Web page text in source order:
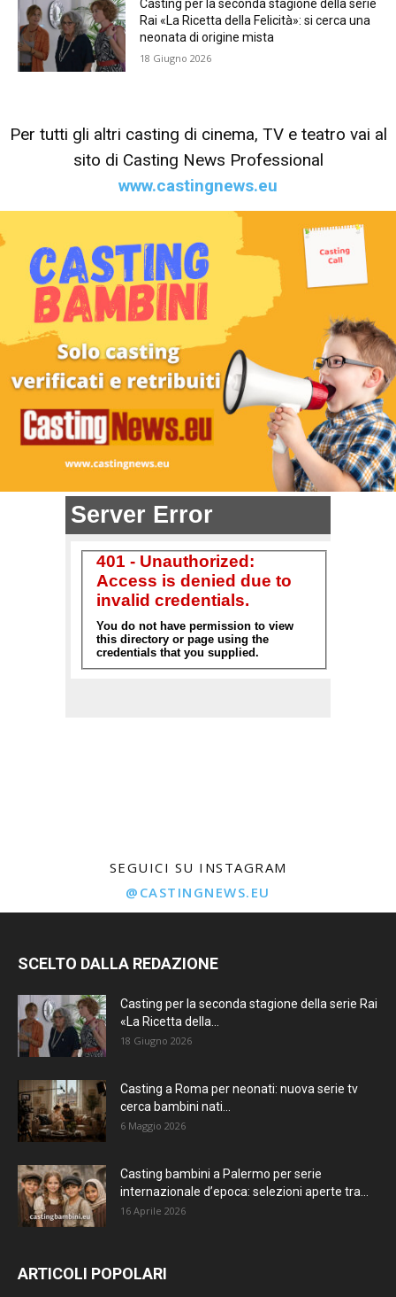
Casting per la seconda stagione della serie
Rai «La Ricetta della Felicità»: si cerca una
neonata di origine mista
18 Giugno 2026
Per tutti gli altri casting di cinema, TV e teatro vai al
sito di Casting News Professional
www.castingnews.eu
SEGUICI SU INSTAGRAM
@CASTINGNEWS.EU
SCELTO DALLA REDAZIONE
Casting per la seconda stagione della serie Rai
«La Ricetta della...
18 Giugno 2026
Casting a Roma per neonati: nuova serie tv
cerca bambini nati...
6 Maggio 2026
Casting bambini a Palermo per serie
internazionale d’epoca: selezioni aperte tra...
16 Aprile 2026
ARTICOLI POPOLARI